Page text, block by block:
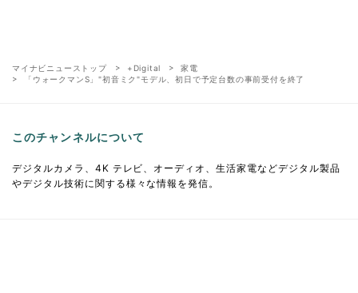
マイナビニューストップ +Digital
家電
「ウォークマンS」"初音ミク"モデル、初日で予定台数の事前受付を終了
このチャンネルについて
デジタルカメラ、4K テレビ、オーディオ、生活家電などデジタル製品
やデジタル技術に関する様々な情報を発信。